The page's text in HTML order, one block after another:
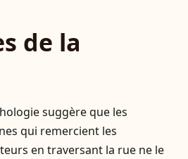
de la
suggère que les
qui remercient les
en traversant la rue ne le